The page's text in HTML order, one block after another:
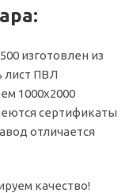
изготовлен из
лист ПВЛ
1000х2000
сертификаты
отличается
качество!